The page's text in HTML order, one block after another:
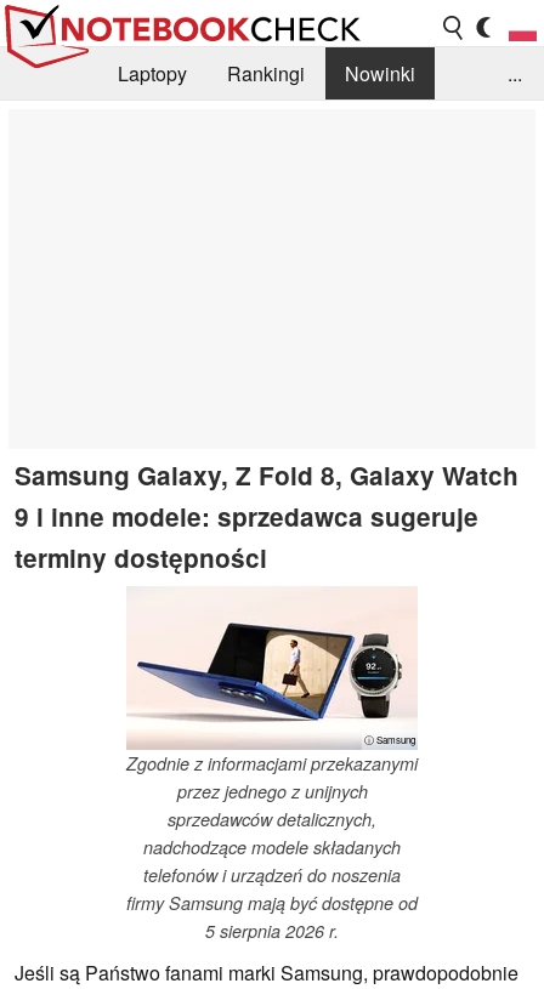
Laptopy Rankingi
Nowinki
...
Samsung Galaxy, Z Fold 8, Galaxy Watch
9 i inne modele: sprzedawca sugeruje
terminy dostępności
ⓘ Samsung
Zgodnie z informacjami przekazanymi
przez jednego z unijnych
sprzedawców detalicznych,
nadchodzące modele składanych
telefonów i urządzeń do noszenia
firmy Samsung mają być dostępne od
5 sierpnia 2026 r.
Jeśli są Państwo fanami marki Samsung, prawdopodobnie